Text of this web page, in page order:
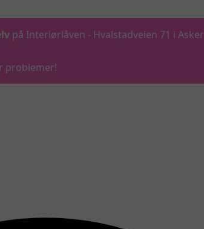
på Interiørlåven - Hvalstadveien 71 i Asker
problemer!